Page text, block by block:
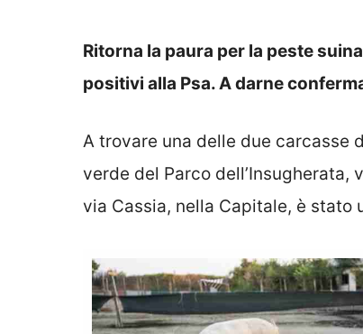
Ritorna la paura per la peste
positivi alla Psa. A darne
A trovare una delle due carcasse
verde del Parco dell’Insugherata,
via Cassia, nella Capitale, è stato